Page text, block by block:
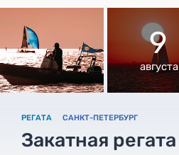
9
августа
РЕГАТА САНКТ-ПЕТЕРБУРГ
Закатная регата